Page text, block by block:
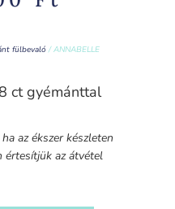
fülbevaló / ANNABELLE
ct gyémánttal
az ékszer készleten
értesítjük az átvétel